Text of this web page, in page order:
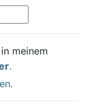
meinem
.